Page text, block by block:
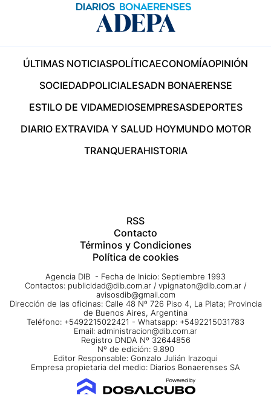
ÚLTIMAS NOTICIASPOLÍTICAECONOMÍAOPINIÓN
SOCIEDADPOLICIALESADN BONAERENSE
ESTILO DE VIDAMEDIOSEMPRESASDEPORTES
DIARIO EXTRAVIDA Y SALUD HOYMUNDO MOTOR
TRANQUERAHISTORIA
RSS
Contacto
Términos y Condiciones
Política de cookies
Agencia DIB - Fecha de Inicio: Septiembre 1993
Contactos: publicidad@dib.com.ar / vpignaton@dib.com.ar /
avisosdib@gmail.com
Dirección de las oficinas: Calle 48 Nº 726 Piso 4, La Plata; Provincia
de Buenos Aires, Argentina
Teléfono: +5492215022421 - Whatsapp: +5492215031783
Email: administracion@dib.com.ar
Registro DNDA Nº 32644856
Nº de edición: 9.890
Editor Responsable: Gonzalo Julián Irazoqui
Empresa propietaria del medio: Diarios Bonaerenses SA